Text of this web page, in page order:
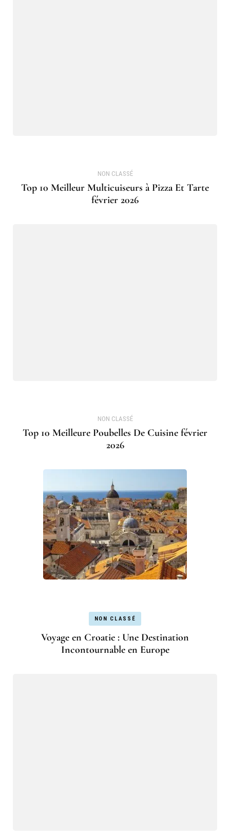
NON CLASSÉ
Top 10 Meilleur Multicuiseurs à Pizza Et Tarte
février 2026
NON CLASSÉ
Top 10 Meilleure Poubelles De Cuisine février
2026
NON CLASSÉ
Voyage en Croatie : Une Destination
Incontournable en Europe